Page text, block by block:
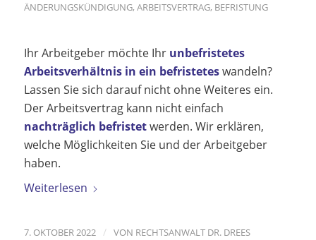
ÄNDERUNGSKÜNDIGUNG, ARBEITSVERTRAG, BEFRISTUNG
Ihr Arbeitgeber möchte Ihr unbefristetes
Arbeitsverhältnis in ein befristeteswandeln?
Lassen Sie sich darauf nicht ohne Weiteres ein.
Der Arbeitsvertrag kann nicht einfach
nachträglich befristetwerden. Wir erklären,
welche Möglichkeiten Sie und der Arbeitgeber
haben.
Weiterlesen
7. OKTOBER 2022 / VON RECHTSANWALT DR. DREES